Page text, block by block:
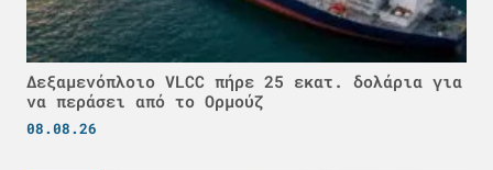
Δεξαμενόπλοιο VLCC πήρε 25 εκατ. δολάρια για
να περάσει από το Ορμούζ
08.08.26